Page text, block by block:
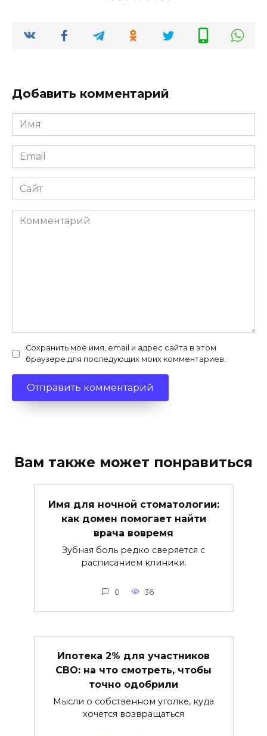
Добавить комментарий
Имя
*
Email
*
Сайт
Комментарий
Сохранить моё имя, email и адрес сайта в этом
браузере для последующих моих комментариев.
Вам также может понравиться
Имя для ночной стоматологии:
как домен помогает найти
врача вовремя
Зубная боль редко сверяется с
расписанием клиники.
0 36
Ипотека 2% для участников
СВО: на что смотреть, чтобы
точно одобрили
Мысли о собственном уголке, куда
хочется возвращаться